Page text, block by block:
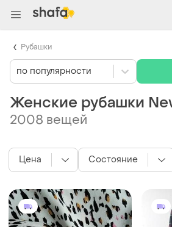
Женские рубашки
2008 вещей
Цена Состояние
по популярности
Рубашки